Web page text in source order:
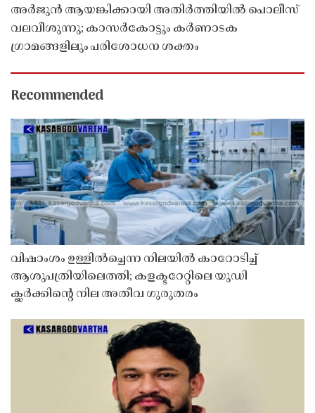
അർജുൻ ആയങ്കിക്കായി അതിർത്തിയിൽ പൊലീസ്
വലവീശുന്നു; കാസർകോട്ടും കർണാടക
ഗ്രാമങ്ങളിലും പരിശോധന ശക്തം
Recommended
വിഷാംശം ഉള്ളിൽച്ചെന്ന നിലയിൽ കാറോടിച്ച്
ആശുപത്രിയിലെത്തി; കളക്ടറേറ്റിലെ യുഡി
ക്ലർക്കിൻ്റെ നില അതീവ ഗുരുതരം